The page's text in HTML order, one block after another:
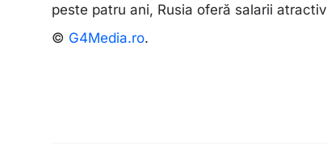
peste patru ani, Rusia oferă salarii
© G4Media.ro.